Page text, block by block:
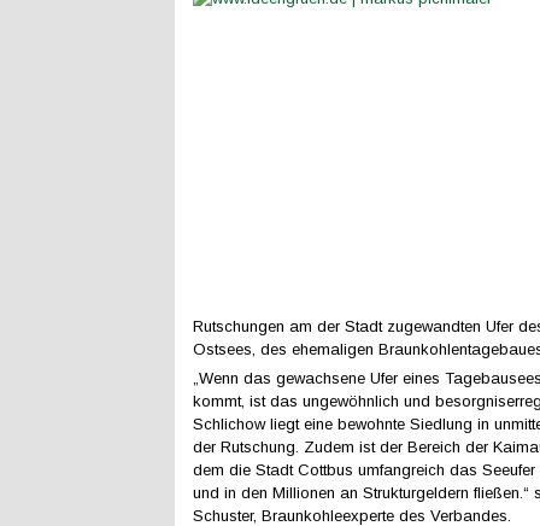
Rutschungen am der Stadt zugewandten Ufer
Ostsees, des ehemaligen
„Wenn das gewachsene Ufer eines
kommt, ist das ungewöhnlich und
Schlichow liegt eine bewohnte Siedlung in
der Rutschung. Zudem ist der Bereich der
dem die Stadt Cottbus umfangreich das Seeufer
und in den Millionen an Strukturgeldern fließen.“
Schuster, Braunkohleexperte des Verbandes.